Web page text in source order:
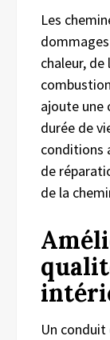
Les
chaleur,
ajoute une
durée de
conditions
de
de la
Un